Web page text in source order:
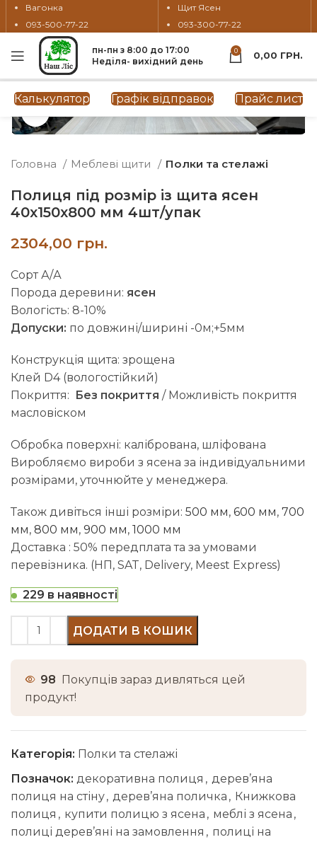
Вагонка
093-500-77-22
Щит Ясен
093-300-77-22
пн-пн з 8:00 до 17:00
Неділя- вихідний день
0 0,00 ГРН.
Калькулятор Графік відправок Прайс лист
Головна Меблеві щити Полки та стелажі
Полиця під розмір із щита ясен
40х150х800 мм 4шт/упак
грн.
Сорт А/А
Порода деревини: ясен
Вологість: 8-10%
Допуски: по довжині/ширині -0м;+5мм
Конструкція щита: зрощена
Клей D4 (вологостійкий)
Покриття: Без покриття / Можливість покриття
масловіском
Обробка поверхні: калібрована, шліфована
Виробляємо вироби з ясена за індивідуальними
розмірами, уточнюйте у менеджера.
Також дивіться інші розміри: 500 мм, 600 мм, 700
мм, 800 мм, 900 мм, 1000 мм
Доставка : 50% передплата та за умовами
перевізника. (НП, SAT, Delivery, Meest Express)
229 в наявності
ДОДАТИ В КОШИК
98 Покупців зараз дивляться цей
продукт!
Категорія: Полки та стелажі
Позначок: декоративна полиця , дерев’яна
полиця на стіну, дерев’яна поличка , Книжкова
полиця , купити полицю з ясена , меблі з ясена ,
полиці дерев’яні на замовлення , полиці на